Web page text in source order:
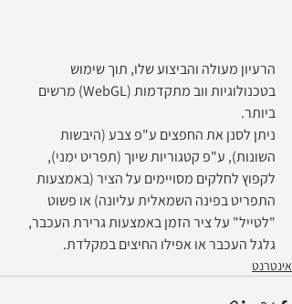
הרעיון מעולה והביצוע שלו, תוך שימוש
בטכנולוגיות ווב מתקדמות (WebGL) מרשים
ביותר.
ניתן לסנן את החפצים ע"פ צבע (היבשות
השונות), ע"פ קטגוריות שיוך (תפריט ימני),
לקפוץ לחלקים מסויימים על הציר (באמצעות
התפריט בפינה השמאלית עליונה) או פשוט
"לטייל" על ציר הזמן באמצעות גרירת העכבר,
גלגל העכבר או אפילו החיצים במקלדת.
אינטרנט